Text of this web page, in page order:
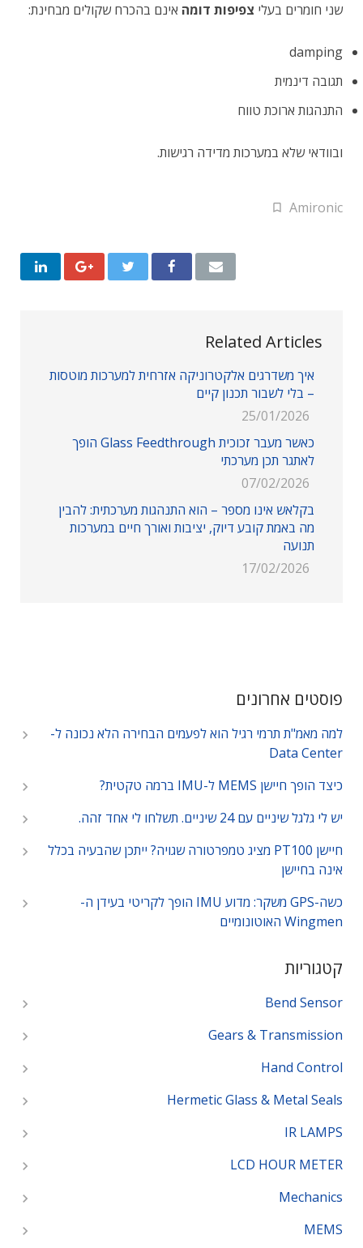
שני חומרים בעלי צפיפות דומה אינם בהכרח שקולים מבחינת:
damping
תגובה דינמית
התנהגות ארוכת טווח
ובוודאי שלא במערכות מדידה רגישות.
Amironic
Related Articles
איך משדרגים אלקטרוניקה אזרחית למערכות מוטסות
– בלי לשבור תכנון קיים
25/01/2026
כאשר מעבר זכוכית Glass Feedthrough הופך
לאתגר תכן מערכתי
07/02/2026
בקלאש אינו מספר – הוא התנהגות מערכתית: להבין
מה באמת קובע דיוק, יציבות ואורך חיים במערכות
תנועה
17/02/2026
פוסטים אחרונים
למה מאמ"ת תרמי רגיל הוא לפעמים הבחירה הלא נכונה ל-
Data Center
כיצד הופך חיישן MEMS ל-IMU ברמה טקטית?
יש לי גלגל שיניים עם 24 שיניים. תשלחו לי אחד זהה.
חיישן PT100 מציג טמפרטורה שגויה? ייתכן שהבעיה בכלל
אינה בחיישן
כשה-GPS משקר: מדוע IMU הופך לקריטי בעידן ה-
Wingmen האוטונומיים
קטגוריות
Bend Sensor
Gears & Transmission
Hand Control
Hermetic Glass & Metal Seals
IR LAMPS
LCD HOUR METER
Mechanics
MEMS